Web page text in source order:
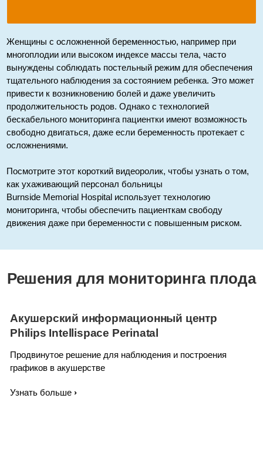
Женщины с осложненной беременностью, например при
многоплодии или высоком индексе массы тела, часто
вынуждены соблюдать постельный режим для обеспечения
тщательного наблюдения за состоянием ребенка. Это может
привести к возникновению болей и даже увеличить
продолжительность родов. Однако с технологией
бескабельного мониторинга пациентки имеют возможность
свободно двигаться, даже если беременность протекает с
осложнениями.
Посмотрите этот короткий видеоролик, чтобы узнать о том,
как ухаживающий персонал больницы
Burnside Memorial Hospital использует технологию
мониторинга, чтобы обеспечить пациенткам свободу
движения даже при беременности с повышенным риском.
Решения для мониторинга плода
Акушерский информационный центр
Philips Intellispace Perinatal
Продвинутое решение для наблюдения и построения
графиков в акушерстве
Узнать больше